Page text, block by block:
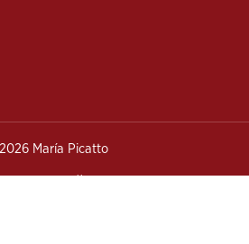
2026 María Picatto